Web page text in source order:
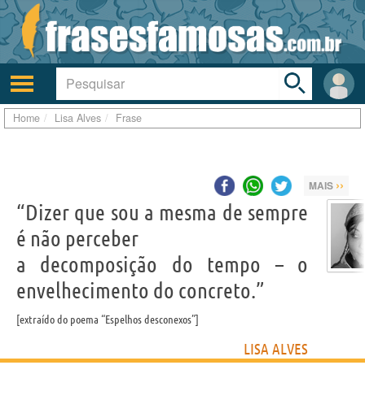
Ativar/desativar
a
navegação
Área
do
Toggle
search
bar
Home Lisa Alves Frase
MAIS ››
“Dizer que sou a mesma de sempre
é não perceber
a decomposição do tempo – o
envelhecimento do concreto.”
extraído do poema “Espelhos desconexos”
LISA ALVES